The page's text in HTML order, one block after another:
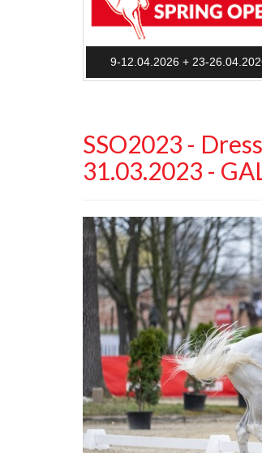
9-12.04.2026 + 23-
SSO2023 -
31.03.2023 -